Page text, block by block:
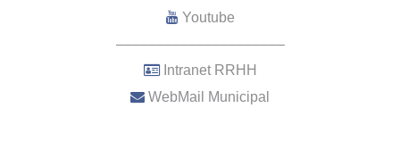
Youtube
–––––––––––––––––––––
Intranet RRHH
WebMail Municipal